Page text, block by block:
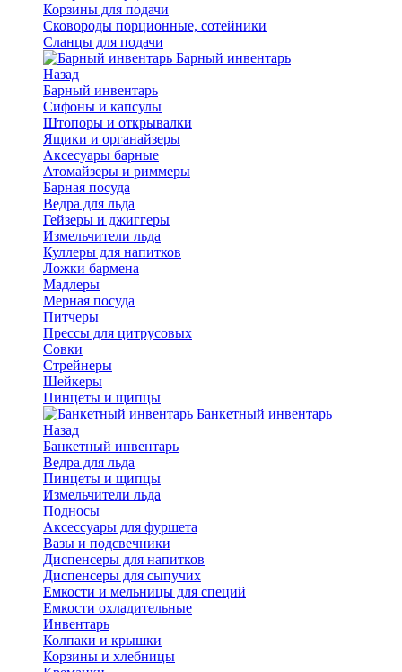
Корзины для подачи
Сковороды порционные, сотейники
Сланцы для подачи
Барный инвентарь
Назад
Барный инвентарь
Сифоны и капсулы
Штопоры и открывалки
Ящики и органайзеры
Аксесуары барные
Атомайзеры и риммеры
Барная посуда
Ведра для льда
Гейзеры и джиггеры
Измельчители льда
Куллеры для напитков
Ложки бармена
Мадлеры
Мерная посуда
Питчеры
Прессы для цитрусовых
Совки
Стрейнеры
Шейкеры
Пинцеты и щипцы
Банкетный инвентарь
Назад
Банкетный инвентарь
Ведра для льда
Пинцеты и щипцы
Измельчители льда
Подносы
Аксессуары для фуршета
Вазы и подсвечники
Диспенсеры для напитков
Диспенсеры для сыпучих
Емкости и мельницы для специй
Емкости охладительные
Инвентарь
Колпаки и крышки
Корзины и хлебницы